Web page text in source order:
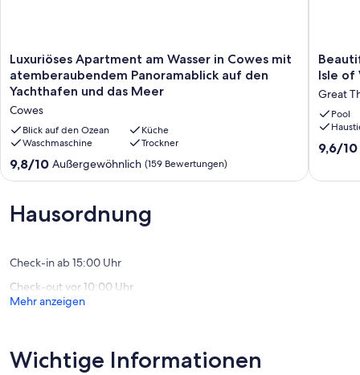
Luxuriöses
Apartment
am
Wasser
in
Cowes
mit
atemberaubendem
Panoramablick
Yachthafen
Meer
Luxuriöses Apartment am Wasser in Cowes mit
atemberaubendem Panoramablick auf den
Yachthafen und das Meer
Cowes
Blick auf den Ozean
Küche
Waschmaschine
Trockner
9.8
von
Außergewöhnlich,
(159
9,8/10 Außergewöhnlich (159 Bewertungen)
2
Static
Caravan,
Bay,
Isle
Isle of
Great
Pool
9.6
9,6/10
Hausordnung
Check-in ab 15:00 Uhr
Check-out vor 10:00 Uhr
Mehr anzeigen
Wichtige Informationen